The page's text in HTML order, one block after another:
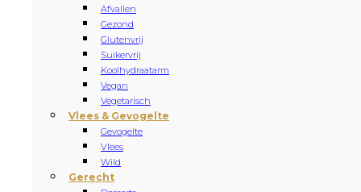
Afvallen
Gezond
Glutenvrij
Suikervrij
Koolhydraatarm
Vegan
Vegetarisch
Vlees & Gevogelte
Gevogelte
Vlees
Wild
Gerecht